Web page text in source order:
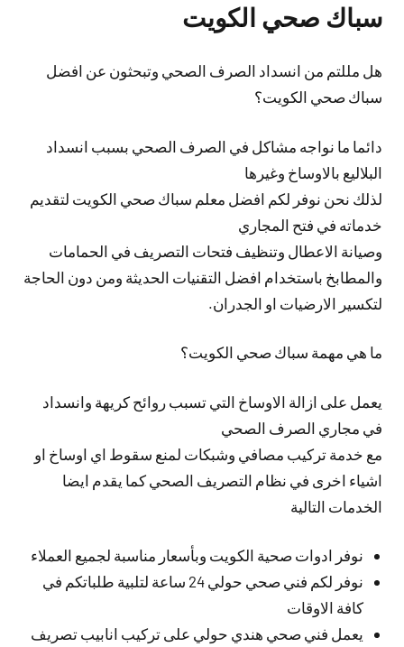
سباك صحي الكويت
هل مللتم من انسداد الصرف الصحي وتبحثون عن افضل
سباك صحي الكويت؟
دائما ما نواجه مشاكل في الصرف الصحي بسبب انسداد
البلاليع بالاوساخ وغيرها
لذلك نحن نوفر لكم افضل معلم سباك صحي الكويت لتقديم
خدماته في فتح المجاري
وصيانة الاعطال وتنظيف فتحات التصريف في الحمامات
والمطابخ باستخدام افضل التقنيات الحديثة ومن دون الحاجة
لتكسير الارضيات او الجدران.
ما هي مهمة سباك صحي الكويت؟
يعمل على ازالة الاوساخ التي تسبب روائح كريهة وانسداد
في مجاري الصرف الصحي
مع خدمة تركيب مصافي وشبكات لمنع سقوط اي اوساخ او
اشياء اخرى في نظام التصريف الصحي كما يقدم ايضا
الخدمات التالية
نوفر ادوات صحية الكويت وبأسعار مناسبة لجميع العملاء
نوفر لكم فني صحي حولي 24 ساعة لتلبية طلباتكم في
كافة الاوقات
يعمل فني صحي هندي حولي على تركيب انابيب تصريف